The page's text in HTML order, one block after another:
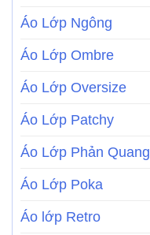
Áo Lớp Ngông
Áo Lớp Ombre
Áo Lớp Oversize
Áo Lớp Patchy
Áo Lớp Phản Quang
Áo Lớp Poka
Áo lớp Retro